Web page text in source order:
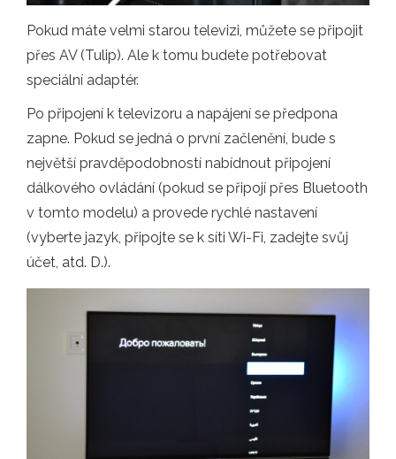
Pokud máte velmi starou televizi, můžete se připojit
přes AV (Tulip). Ale k tomu budete potřebovat
speciální adaptér.
Po připojení k televizoru a napájení se předpona
zapne. Pokud se jedná o první začlenění, bude s
největší pravděpodobností nabídnout připojení
dálkového ovládání (pokud se připojí přes Bluetooth
v tomto modelu) a provede rychlé nastavení
(vyberte jazyk, připojte se k síti Wi-Fi, zadejte svůj
účet, atd. D.).